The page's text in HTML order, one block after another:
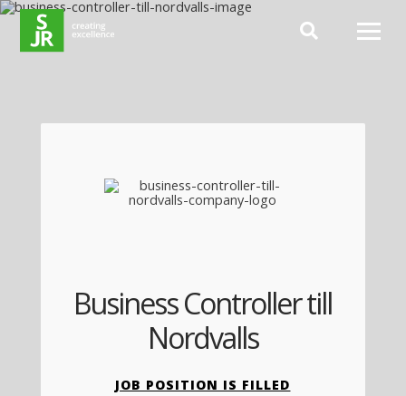
Hoppa till innehåll
JOB POSITION IS FILLED
Business Controller till
Nordvalls